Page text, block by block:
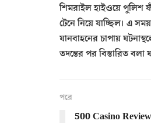
শিমরাইল হাইওয়ে পুলিশ
টেনে নিয়ে যাচ্ছিল। এ
যানবাহনের চাপায়
তদন্তের পর বিস্তারিত বলা
পরে
500 Casino